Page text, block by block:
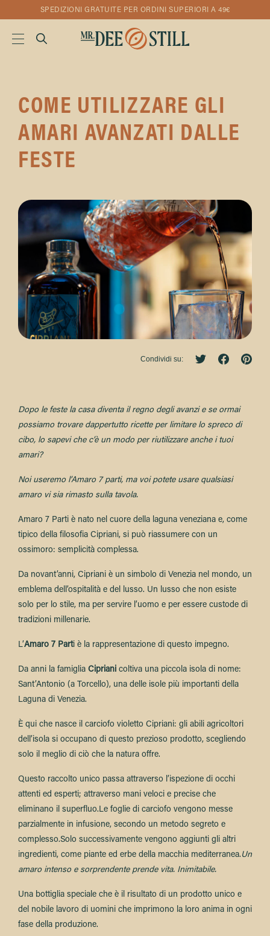
SPEDIZIONI GRATUITE PER ORDINI SUPERIORI A 49€
COME UTILIZZARE GLI
AMARI AVANZATI DALLE
FESTE
Condividi su:
Dopo le feste la casa diventa il regno degli avanzi e se ormai
possiamo trovare dappertutto ricette per limitare lo spreco di
cibo, lo sapevi che c’è un modo per riutilizzare anche i tuoi
amari?
Noi useremo l’Amaro 7 parti, ma voi potete usare qualsiasi
amaro vi sia rimasto sulla tavola.
Amaro 7 Parti è nato nel cuore della laguna veneziana e, come
tipico della filosofia Cipriani, si può riassumere con un
ossimoro: semplicità complessa.
Da novant’anni, Cipriani è un simbolo di Venezia nel mondo, un
emblema dell’ospitalità e del lusso. Un lusso che non esiste
solo per lo stile, ma per servire l’uomo e per essere custode di
tradizioni millenarie.
L’Amaro 7 Parti è la rappresentazione di questo impegno.
Da anni la famiglia Cipriani coltiva una piccola isola di nome:
Sant’Antonio (a Torcello), una delle isole più importanti della
Laguna di Venezia.
È qui che nasce il carciofo violetto Cipriani: gli abili agricoltori
dell’isola si occupano di questo prezioso prodotto, scegliendo
solo il meglio di ciò che la natura offre.
Questo raccolto unico passa attraverso l’ispezione di occhi
attenti ed esperti; attraverso mani veloci e precise che
eliminano il superfluo. Le foglie di carciofo vengono messe
parzialmente in infusione, secondo un metodo segreto e
complesso.Solo successivamente vengono aggiunti gli altri
ingredienti, come piante ed erbe della macchia mediterranea. Un
amaro intenso e sorprendente prende vita. Inimitabile.
Una bottiglia speciale che è il risultato di un prodotto unico e
del nobile lavoro di uomini che imprimono la loro anima in ogni
fase della produzione.